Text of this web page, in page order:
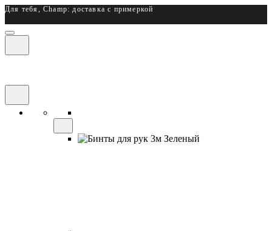
Для тебя, Champ: доставка с примеркой